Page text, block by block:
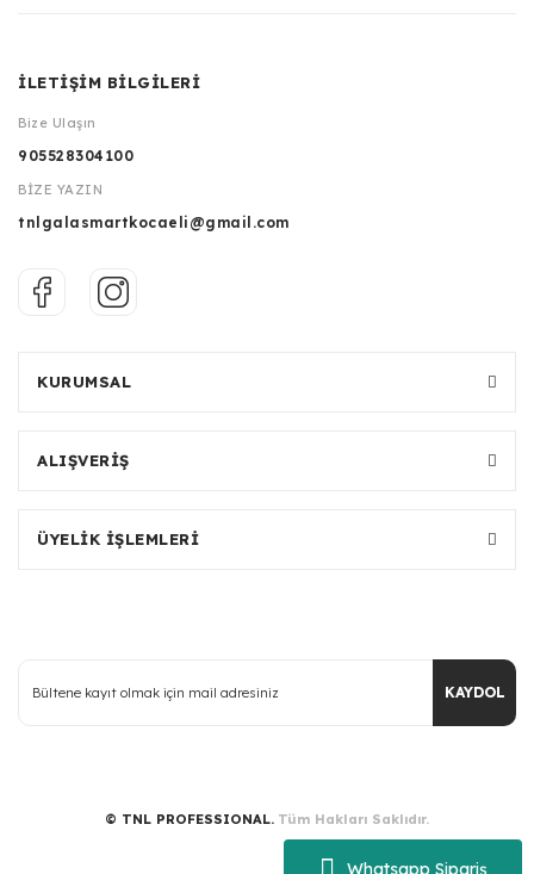
Whatsapp Sipariş
İLETİŞİM BİLGİLERİ
Bize Ulaşın
905528304100
BİZE YAZIN
tnlgalasmartkocaeli@gmail.com
KURUMSAL
ALIŞVERİŞ
ÜYELİK İŞLEMLERİ
KAYDOL
© TNL PROFESSIONAL. Tüm Hakları Saklıdır.